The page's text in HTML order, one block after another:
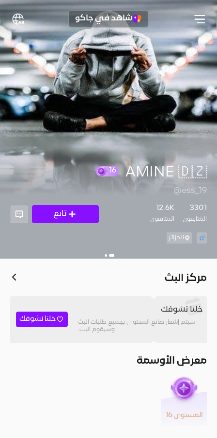
شاهد في جاكو
AMINE 🇩🇿
@ess_19
3301
المُتابعون
12.6K
المتابعون
تابع
الجزائر
مركز البث
خلنا نشوفك
سيتم إشعار صانع المحتوى بجميع طلبات البث
وسيقوم البث.
خلنا نشوفك
معرض الأوسمة
المستوى 16